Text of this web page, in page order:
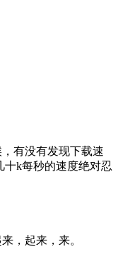
有没有发现下载速
十k每秒的速度绝对忍
，起来，来。